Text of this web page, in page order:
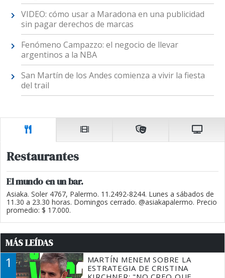
VIDEO: cómo usar a Maradona en una publicidad
sin pagar derechos de marcas
Fenómeno Campazzo: el negocio de llevar
argentinos a la NBA
San Martín de los Andes comienza a vivir la fiesta
del trail
Restaurantes
El mundo en un bar.
Asiaka. Soler 4767, Palermo. 11.2492-8244. Lunes a sábados de
11.30 a 23.30 horas. Domingos cerrado. @asiakapalermo. Precio
promedio: $ 17.000.
MÁS LEÍDAS
1
MARTÍN MENEM SOBRE LA
ESTRATEGIA DE CRISTINA